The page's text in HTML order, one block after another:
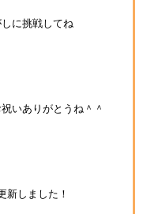
に挑戦してね
いありがとうね＾＾
新しました！